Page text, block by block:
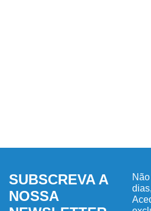
SUBSCREVA A
NOSSA